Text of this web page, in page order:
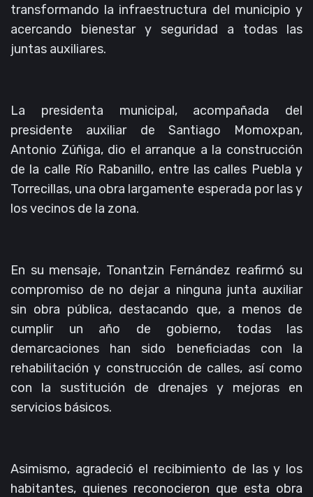
transformando la infraestructura del municipio y
acercando bienestar y seguridad a todas las
juntas auxiliares.
La presidenta municipal, acompañada del
presidente auxiliar de Santiago Momoxpan,
Antonio Zúñiga, dio el arranque a la construcción
de la calle Río Rabanillo, entre las calles Puebla y
Torrecillas, una obra largamente esperada por las y
los vecinos de la zona.
En su mensaje, Tonantzin Fernández reafirmó su
compromiso de no dejar a ninguna junta auxiliar
sin obra pública, destacando que, a menos de
cumplir un año de gobierno, todas las
demarcaciones han sido beneficiadas con la
rehabilitación y construcción de calles, así como
con la sustitución de drenajes y mejoras en
servicios básicos.
Asimismo, agradeció el recibimiento de las y los
habitantes, quienes reconocieron que esta obra